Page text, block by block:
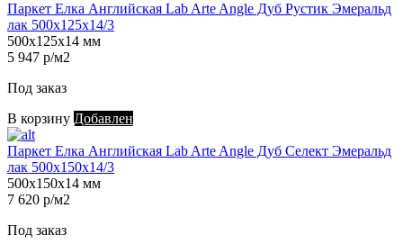
Паркет Елка Английская Lab Arte Angle Дуб Рустик Эмеральд
лак 500х125х14/3
500х125х14 мм
5 947 р/м2
Под заказ
В корзину Добавлен
Паркет Елка Английская Lab Arte Angle Дуб Селект Эмеральд
лак 500х150х14/3
500х150х14 мм
7 620 р/м2
Под заказ